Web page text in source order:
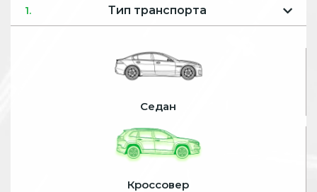
1. Тип транспорта
Седан
Кроссовер